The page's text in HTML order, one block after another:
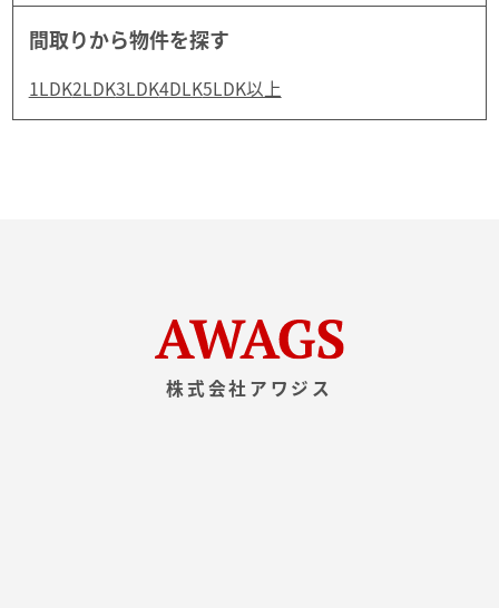
間取りから物件を探す
1LDK2LDK3LDK4DLK5LDK以上
株式会社アワジス